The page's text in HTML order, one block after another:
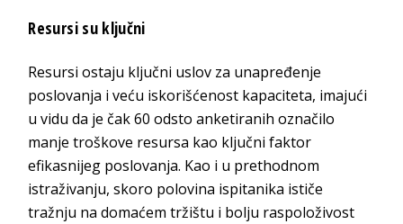
Resursi su ključni
Resursi ostaju ključni uslov za unapređenje
poslovanja i veću iskorišćenost kapaciteta, imajući
u vidu da je čak 60 odsto anketiranih označilo
manje troškove resursa kao ključni faktor
efikasnijeg poslovanja. Kao i u prethodnom
istraživanju, skoro polovina ispitanika ističe
tražnju na domaćem tržištu i bolju raspoloživost